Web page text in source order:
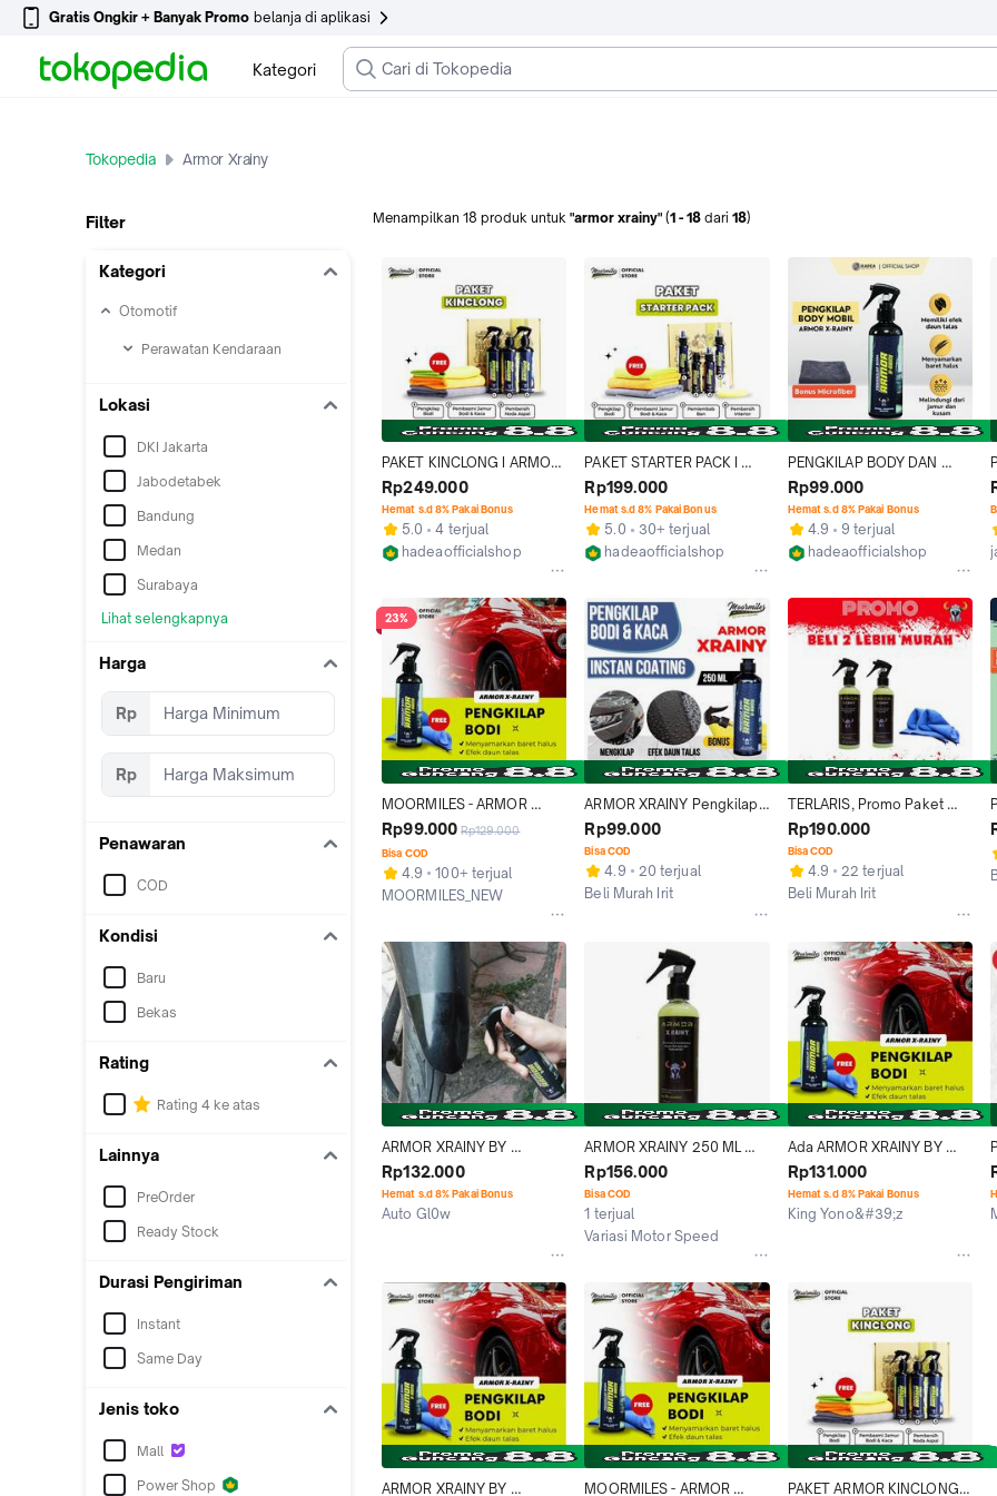
Gratis Ongkir + Banyak Promo belanja di aplikasi
Kategori
Tokopedia Armor Xrainy
Filter
Kategori
Otomotif
Perawatan Kendaraan
Lokasi
DKI Jakarta
Jabodetabek
Bandung
Medan
Surabaya
Lihat selengkapnya
Harga
Rp
Rp
Penawaran
COD
Kondisi
Baru
Bekas
Rating
Rating 4 ke atas
Lainnya
PreOrder
Ready Stock
Durasi Pengiriman
Instant
Same Day
Jenis toko
Mall
Power Shop
Menampilkan 18 produk untuk "armor xrainy" (1 -18 dari 18)
PAKET KINCLONG I ARMOR
XRAINY, ATTACK ASPALT
Rp249.000
Hemat s.d 8% Pakai Bonus
5.0
4 terjual
hadeaofficialshop
PAKET STARTER PACK I
ARMOR XRAINY, ATTACK,
ASPALT, SHURY
Rp199.000
Hemat s.d 8% Pakai Bonus
5.0
30+ terjual
hadeaofficialshop
PENGKILAP BODY DAN
KACA MOBIL / MOTOR I
ARMOR XRAINY
Rp99.000
Hemat s.d 8% Pakai Bonus
4.9
9 terjual
hadeaofficialshop
23%
MOORMILES - ARMOR
XRAINY | PENGKILAP MOBIL
DAUN TALAS
Rp99.000 Rp129.000
Bisa COD
4.9
100+ terjual
MOORMILES_NEW
ARMOR XRAINY Pengkilap
Bodi Kaca Mobil Efek Daun
Talas Instan Coating
Rp99.000
Bisa COD
4.9
20 terjual
Beli Murah Irit
TERLARIS, Promo Paket
Armor Xrainy 2 Botol
Rp190.000
Bisa COD
4.9
22 terjual
Beli Murah Irit
ARMOR XRAINY BY
MOORMILES | PENGKILAP
MOBIL ORIGINAL TERLARIS I
BODI DAN KACA, SEALANT
Rp132.000
Hemat s.d 8% Pakai Bonus
Auto Gl0w
ARMOR XRAINY 250 ML
ECER DAN GROSIR
Rp156.000
Bisa COD
1 terjual
Variasi Motor Speed
Ada ARMOR XRAINY BY
MOORMILES | PENGKILAP
MOBIL ORIGINAL TERLARIS I
Rp131.000
Hemat s.d 8% Pakai Bonus
King Yono&#39;z
ARMOR XRAINY BY
MOORMILES - ARMOR
PAKET ARMOR KINCLONG